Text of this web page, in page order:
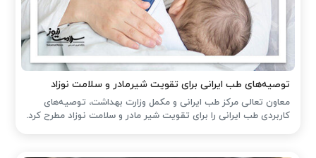
توصیه‌های طب ایرانی برای تقویت شیرمادر و سلامت نوزاد
معاون تعالی مرکز طب ایرانی و مکمل وزارت بهداشت، توصیه‌های
کاربردی طب ایرانی را برای تقویت شیر مادر و سلامت نوزاد مطرح کرد.